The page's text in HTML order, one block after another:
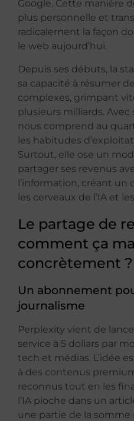
Google. Cette manière
plus personnelle et
radicalement la façon
le web aujourd’hui.
Depuis ses débuts, la
sa capacité à résumer
complexes, grimpant
plusieurs milliards.
nous comprend au
les habitudes
Surtout, elle ose un
partager ses revenus
l’information, créant un
les cerveaux de l’IA et
Le partage de
comment ça
concrètement ?
Un abonnement
journalisme
Perplexity vient de
service à 5 dollars par
tech et médias. L’idée
à des contenus
reconnus tout en les
l’IA pioche dans un
une partie de la